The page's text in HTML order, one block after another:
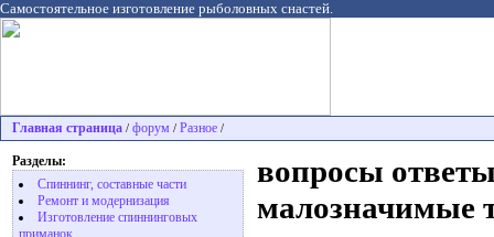
Самостоятельное изготовление рыболовных снастей.
Главная страница / форум / Разное /
Разделы:
Спиннинг, составные части
Ремонт и модернизация
Изготовление спиннинговых
приманок
вопросы
малозначимые